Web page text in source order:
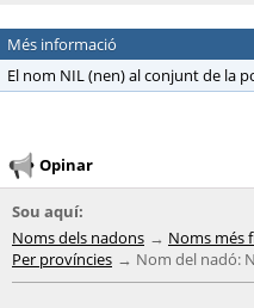
Més informació
El nom NIL (nen) al conjunt de la
Opinar
Sou aquí:
Noms dels nadons
Noms més
Per províncies
Nom del nadó: